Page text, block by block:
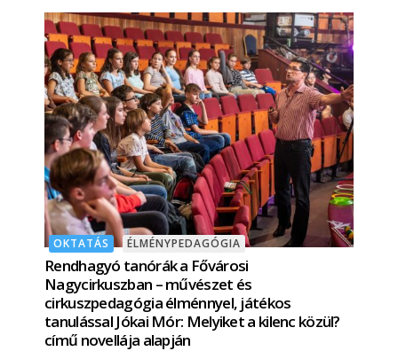
OKTATÁS ÉLMÉNYPEDAGÓGIA
Rendhagyó tanórák a Fővárosi
Nagycirkuszban – művészet és
cirkuszpedagógia élménnyel, játékos
tanulással Jókai Mór: Melyiket a kilenc közül?
című novellája alapján